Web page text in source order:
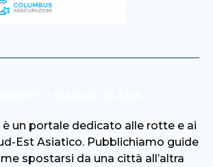
un portale dedicato alle rotte e ai
Est Asiatico. Pubblichiamo guide
spostarsi da una città all’altra